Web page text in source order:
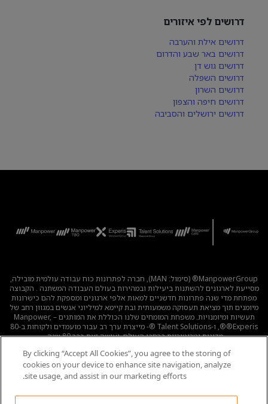
דרושים לפי איזורים
דרושים אילת והערבה
דרושים באר שבע והדרום
דרושים גוש דן
דרושים השפלה
דרושים השרון
דרושים חיפה והצפון
דרושים ירושלים והסביבה
ManpowerGroup® (סימול: MAN), חברה לפתרונות כוח עבודה עולמית מובילה,
מסייעת לארגונים להשתנות ביעילות ובמהירות בעולם העבודה המשתנה . הקבוצה
מפתחת מדי שנה פתרונות חדשניים למאות אלפי ארגונים ומספקת להם כישרונות
מיומנים תוך מציאת תעסוקה משמעותית ובת קיימא למיליוני אנשים במגוון רחב של
תעשיות ומיומנויות. משפחת המומחים שלנו הכוללת את המותגים – Manpower,
®Experis®, ו-Talent Solutions ®- מייצרת ערך רב עבור מועמדים ולקוחות ב-80
מדינות וטריטוריות ברחבי העולם, ועושה זאת כבר 80 שנה.
לכל המשרות | מדיניות הפרטיות | תנאי השימוש | נגישות
קוד אתי
|
By clicking “Accept All Cookies”, you agree to the storing of
cookies on your device to enhance site navigation, analyze
site usage, and assist in our marketing efforts.